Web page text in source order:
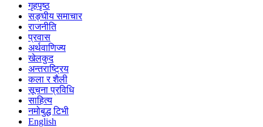
गृहपृष्ठ
सङ्घीय समाचार
राजनीति
प्रवास
अर्थवाणिज्य
खेलकुद
अन्तराष्ट्रिय
कला र शैली
सूचना प्रविधि
साहित्य
नमोबुद्ध टिभी
English